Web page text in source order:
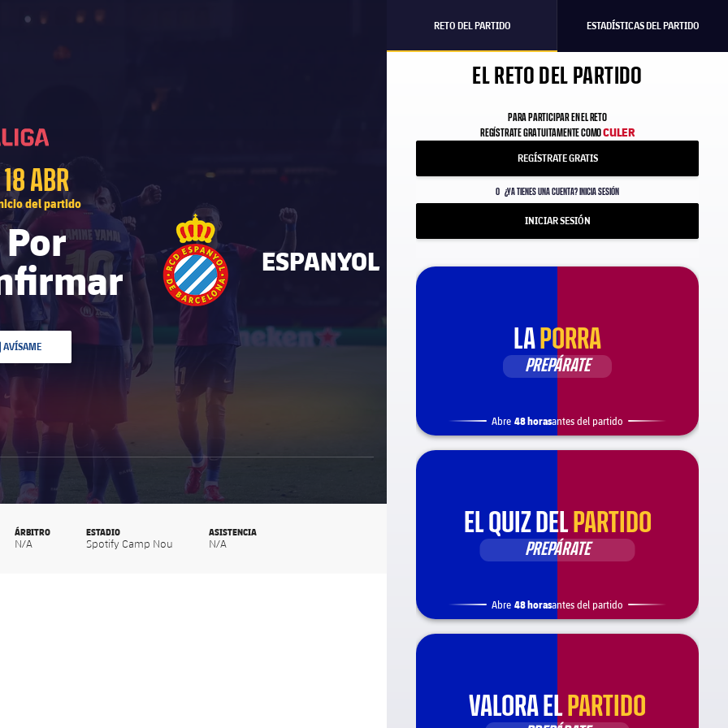
ABR
del partido
Por ESPANYOL
AVÍSAME
ÁRBITRO
N/A
ESTADIO
Spotify Camp Nou
ASISTENCIA
N/A
RETO DEL PARTIDO ESTADÍSTICAS DEL PARTIDO
EL RETO DEL PARTIDO
PARA PARTICIPAR EN EL RETO
REGÍSTRATE GRATUITAMENTE COMOCULER
REGÍSTRATE GRATIS
O ¿YA TIENES UNA CUENTA? INICIA SESIÓN
INICIAR SESIÓN
LA PORRA
PREPÁRATE
Abre 48 horasantes del partido
EL QUIZ DEL PARTIDO
PREPÁRATE
Abre 48 horasantes del partido
VALORA EL PARTIDO